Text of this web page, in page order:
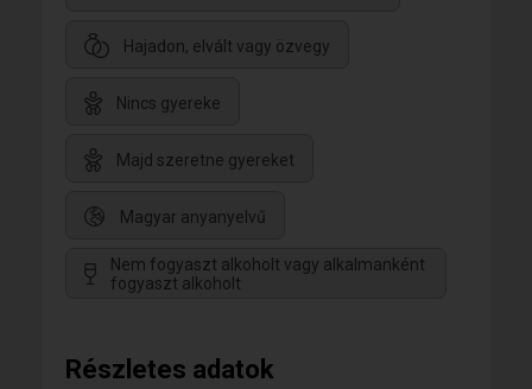
Hajadon, elvált vagy özvegy
Nincs gyereke
Majd szeretne gyereket
Magyar anyanyelvű
Nem fogyaszt alkoholt vagy alkalmanként
fogyaszt alkoholt
Részletes adatok